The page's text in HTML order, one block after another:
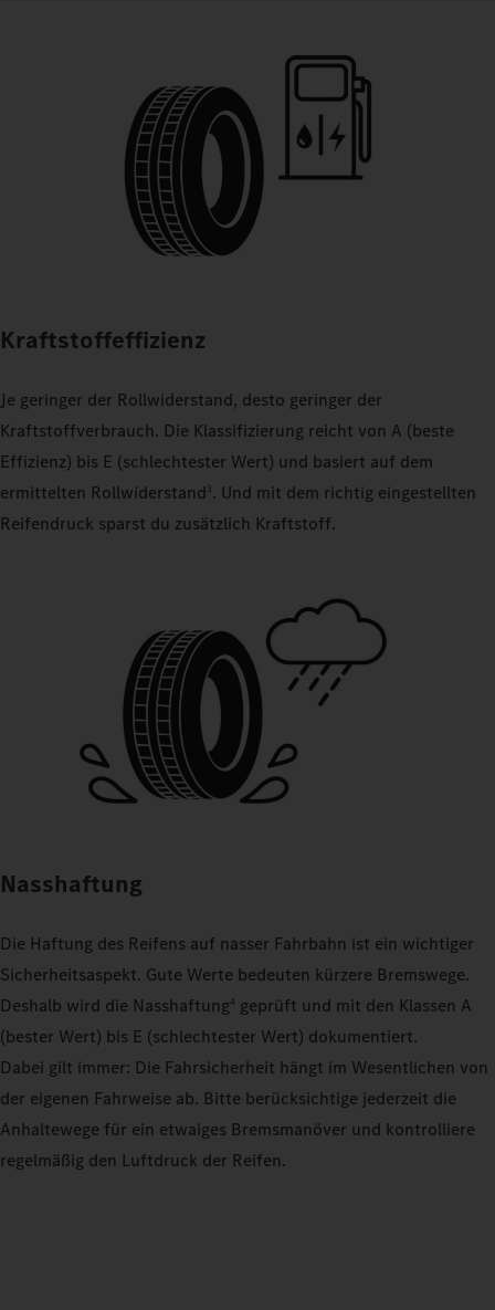
Kraftstoffeffizienz
Je geringer der Rollwiderstand, desto geringer der
Kraftstoffverbrauch. Die Klassifizierung reicht von A (beste
Effizienz) bis E (schlechtester Wert) und basiert auf dem
ermittelten Rollwiderstand3. Und mit dem richtig eingestellten
Reifendruck sparst du zusätzlich Kraftstoff.
Nasshaftung
Die Haftung des Reifens auf nasser Fahrbahn ist ein wichtiger
Sicherheitsaspekt. Gute Werte bedeuten kürzere Bremswege.
Deshalb wird die Nasshaftung4 geprüft und mit den Klassen A
(bester Wert) bis E (schlechtester Wert) dokumentiert.
Dabei gilt immer: Die Fahrsicherheit hängt im Wesentlichen von
der eigenen Fahrweise ab. Bitte berücksichtige jederzeit die
Anhaltewege für ein etwaiges Bremsmanöver und kontrolliere
regelmäßig den Luftdruck der Reifen.